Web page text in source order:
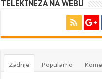
TELEKINEZA NA WEBU
Zadnje Popularno